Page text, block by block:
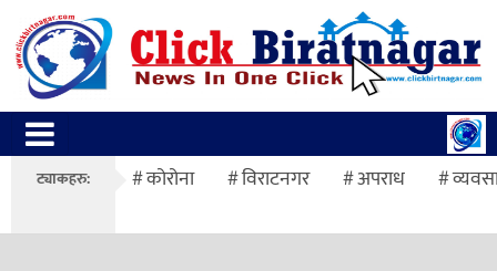
ट्याकहरु: कोरोना विराटनगर अपराध